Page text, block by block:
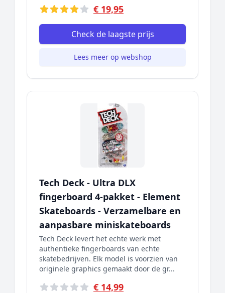
€ 19,95
Check de laagste prijs
Lees meer op webshop
Tech Deck - Ultra DLX
fingerboard 4-pakket - Element
Skateboards - Verzamelbare en
aanpasbare miniskateboards
Tech Deck levert het echte werk met
authentieke fingerboards van echte
skatebedrijven. Elk model is voorzien van
originele graphics gemaakt door de gr...
€ 14,99